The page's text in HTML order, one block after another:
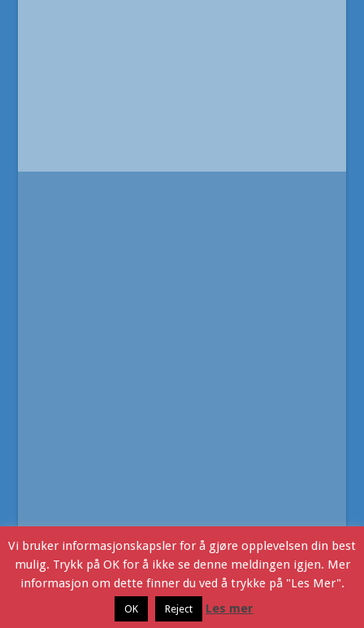
- Copyright © 2016. Webdesign v/JHR Produksjon
Ljosland i dagKontakt Oss
Vi bruker informasjonskapsler for å gjøre opplevelsen din best
mulig. Trykk på OK for å ikke se denne meldingen igjen. Mer
informasjon om dette finner du ved å trykke på "Les Mer".
OK Reject Les mer